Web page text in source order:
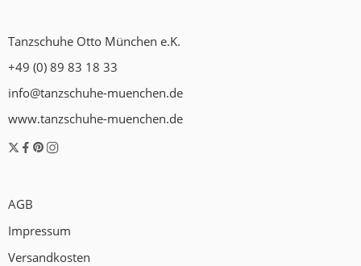
Tanzschuhe Otto München e.K.
+49 (0) 89 83 18 33
info@tanzschuhe-muenchen.de
www.tanzschuhe-muenchen.de
AGB
Impressum
Versandkosten